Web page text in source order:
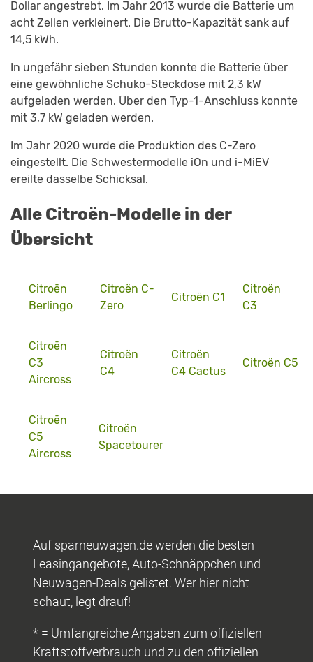
Dollar angestrebt. Im Jahr 2013 wurde die Batterie um
acht Zellen verkleinert. Die Brutto-Kapazität sank auf
14,5 kWh.
In ungefähr sieben Stunden konnte die Batterie über
eine gewöhnliche Schuko-Steckdose mit 2,3 kW
aufgeladen werden. Über den Typ-1-Anschluss konnte
mit 3,7 kW geladen werden.
Im Jahr 2020 wurde die Produktion des C-Zero
eingestellt. Die Schwestermodelle iOn und i-MiEV
ereilte dasselbe Schicksal.
Alle Citroën-Modelle in der
Übersicht
Citroën
Berlingo
Citroën C-
Zero
Citroën C1
Citroën
C3
Citroën
C3
Aircross
Citroën
C4
Citroën
C4 Cactus
Citroën C5
Citroën
C5
Aircross
Citroën
Spacetourer
Auf sparneuwagen.de werden die besten
Leasingangebote, Auto-Schnäppchen und
Neuwagen-Deals gelistet. Wer hier nicht
schaut, legt drauf!
* = Umfangreiche Angaben zum offiziellen
Kraftstoffverbrauch und zu den offiziellen